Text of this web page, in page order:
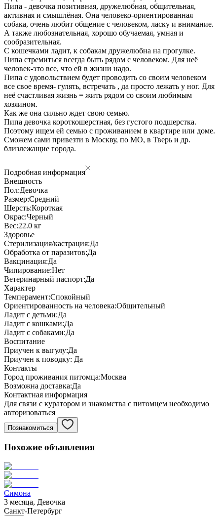
Пипа - девочка позитивная, дружелюбная, общительная,
активная и смышлёная. Она человеко-ориентированная
собака, очень любит общение с человеком, ласку и внимание.
А также любознательная, хорошо обучаемая, умная и
сообразительная.
С кошечками ладит, к собакам дружелюбна на прогулке.
Пипа стремиться всегда быть рядом с человеком. Для неё
человек-это все, что ей в жизни надо.
Пипа с удовольствием будет проводить со своим человеком
все свое время- гулять, встречать , да просто лежать у ног. Для
неё счастливая жизнь = жить рядом со своим любимым
хозяином.
Как же она сильно ждет свою семью.
Пипа девочка короткошерстная, без густого подшерстка.
Поэтому ищем ей семью с проживанием в квартире или доме.
Сможем сами привезти в Москву, по МО, в Тверь и др.
близлежащие города.
Подробная информация
Внешность
Пол:Девочка
Размер:Средний
Шерсть:Короткая
Окрас:Черный
Вес:22.0 кг
Здоровье
Стерилизация/кастрация:Да
Обработка от паразитов:Да
Вакцинация:Да
Чипирование:Нет
Ветеринарный паспорт:Да
Характер
Темперамент:Спокойный
Ориентированность на человека:Общительный
Ладит с детьми:Да
Ладит с кошками:Да
Ладит с собаками:Да
Воспитание
Приучен к выгулу:Да
Приучен к поводку: Да
Контакты
Город проживания питомца:Москва
Возможна доставка:Да
Контактная информация
Для связи с куратором и знакомства с питомцем необходимо
авторизоваться
Познакомиться
Похожие объявления
Симона
3 месяца, Девочка
Санкт-Петербург